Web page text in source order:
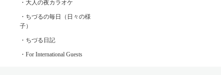
・大人の夜カラオケ
・ちづるの毎日（日々の様
子）
・ちづる日記
・For International Guests